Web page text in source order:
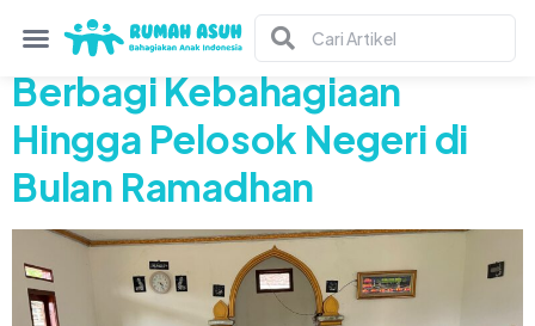
Tag: dhuafa
Berbagi Kebahagiaan
Hingga Pelosok Negeri di
Bulan Ramadhan